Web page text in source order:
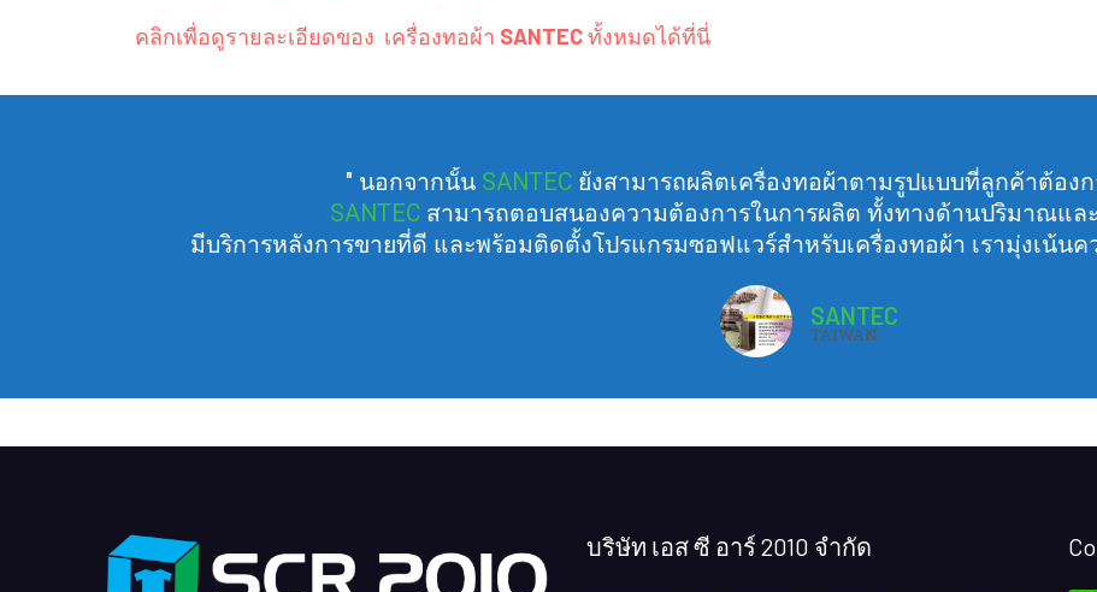
คลิกเพื่อดูรายละเอียดของ เครื่องทอผ้า SANTECทั้งหมดได้ที่นี่
" นอกจากนั้น SANTEC ยังสามารถผลิตเครื่องทอผ้าตามรูปแบบที่ลูกค้าต้องก
SANTEC สามารถตอบสนองความต้องการในการผลิต ทั้งทางด้านปริมาณแ
มีบริการหลังการขายที่ดี และพร้อมติดตั้งโปรแกรมซอฟแวร์สำหรับเครื่องทอผ้า เรามุ่งเน้น
SANTEC
TAIWAN
บริษัท เอส ซี อาร์ 2010 จำกัด